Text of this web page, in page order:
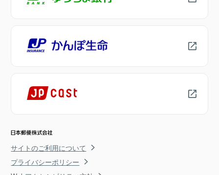
サイトのご利用について
プライバシーポリシー